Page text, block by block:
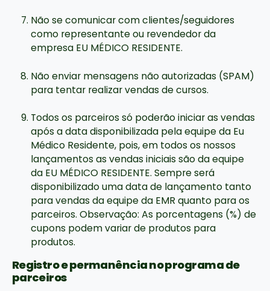
Não se comunicar com clientes/seguidores
como representante ou revendedor da
empresa EU MÉDICO RESIDENTE.
Não enviar mensagens não autorizadas (SPAM)
para tentar realizar vendas de cursos.
Todos os parceiros só poderão iniciar as vendas
após a data disponibilizada pela equipe da Eu
Médico Residente, pois, em todos os nossos
lançamentos as vendas iniciais são da equipe
da EU MÉDICO RESIDENTE. Sempre será
disponibilizado uma data de lançamento tanto
para vendas da equipe da EMR quanto para os
parceiros. Observação: As porcentagens (%) de
cupons podem variar de produtos para
produtos.
Registro e permanência no programa de
parceiros